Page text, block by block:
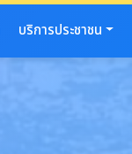
บริการประชาชน